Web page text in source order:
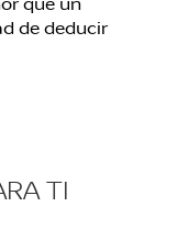
de deducir
TI